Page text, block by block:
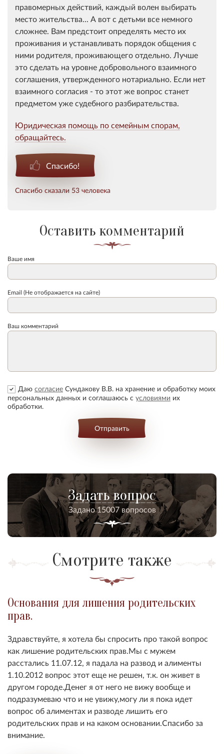
правомерных действий, каждый волен выбирать
место жительства... А вот с детьми все немного
сложнее. Вам предстоит определять место их
проживания и устанавливать порядок общения с
ними родителя, проживающего отдельно. Лучше
это сделать на уровне добровольного взаимного
соглашения, утвержденного нотариально. Если нет
взаимного согласия - то этот же вопрос станет
предметом уже судебного разбирательства.
Юридическая помощь по семейным спорам,
обращайтесь.
Спасибо!
Спасибо сказали 53 человека
Оставить комментарий
Ваше имя
Email (Не отображается на сайте)
Ваш комментарий
Даю согласие Сундакову В.В. на хранение и обработку моих
персональных данных и соглашаюсь с условиями их
обработки.
Отправить
Задать вопрос
Задано 15007 вопросов
Смотрите также
Основания для лишения родительских
прав.
Здравствуйте, я хотела бы спросить про такой вопрос
как лишение родительских прав.Мы с мужем
расстались 11.07.12, я падала на развод и алименты
1.10.2012 вопрос этот еще не решен, т.к. он живет в
другом городе.Денег я от него не вижу вообще и
подразумеваю что и не увижу,могу ли я пока идет
вопрос об алиментах и разводе лишить его
родительских прав и на каком основании.Спасибо за
внимание.